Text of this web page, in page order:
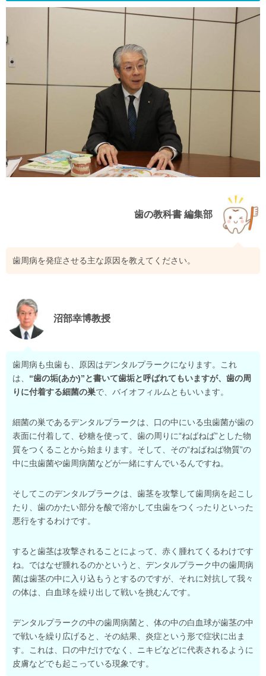
歯の教科書 編集部
歯周病を発症させる主な原因を教えてください。
沼部幸博教授
歯周病も虫歯も、原因はデンタルプラークになります。これ
は、 “歯の垢(あか)”と書いて歯垢と呼ばれてもいますが、歯の周
りに付着する細菌の巣で、バイオフィルムともいいます。
細菌の巣であるデンタルプラークは、口の中にいる虫歯菌が歯の
表面に付着して、砂糖を使って、歯の周りに“ねばねば”とした物
質をつくることから始まります。そして、その“ねばねば物質”の
中に虫歯菌や歯周病菌などが一緒にすんでいるんですね。
そしてこのデンタルプラークは、歯茎を攻撃して歯周病を起こし
たり、歯のかたい部分を酸で溶かして虫歯をつくったりといった
悪行をするわけです。
すると歯茎は攻撃されることによって、赤く腫れてくるわけです
ね。ではなぜ腫れるのかというと、デンタルプラーク中の歯周病
菌は歯茎の中に入り込もうとするのですが、それに対抗して我々
の体は、白血球を繰り出して戦いを挑むんです。
デンタルプラークの中の歯周病菌と、体の中の白血球が歯茎の中
で戦いを繰り広げると、その結果、炎症という形で症状に出ま
す。これは、口の中だけでなく、ニキビなどに代表されるように
皮膚などでも起こっている現象です。